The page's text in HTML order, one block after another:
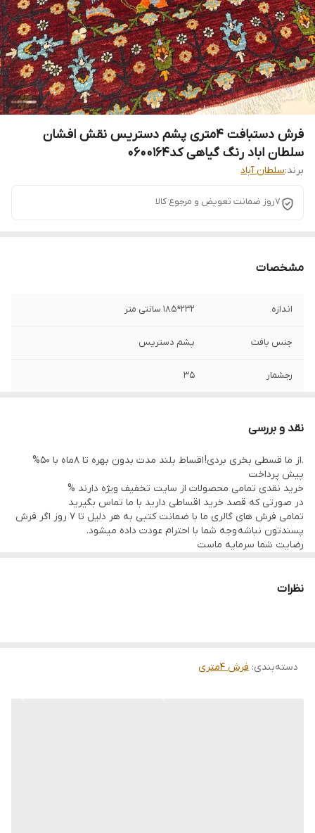
فرش دستبافت 4متری پشم دستریس نقش افشان
سلطان اباد رنگ گیاهی کد0600164
برند:سلطان آباد
7روز ضمانت تعویض و مرجوع کالا
مشخصات
اندازه 232*185 سانتی متر
جنس بافت پشم دستریس
رجشمار 35
وضعیت کالا
نقد و بررسی
.از ما قسطی بخری بردی! اقساط بلند مدت بدون بهره تا 8ماه با 50%
پیش پرداخت
خرید نقدی تمامی محصولات از سایت تخفیف ویژه دارند %
در صورتی که قصد خرید اقساطی دارید با ما تماس بگیرید
تمامی فرش های گالری ما با ضمانت کتبی به هر دلیل تا 7 روز اگر فرش
پسندتون نباشه وجه شما با احترام عودت داده میشود.
رضایت شما سرمایه ماست
از فلسطین اشعالی) پذیرفته میشود
نظرات
دسته‌بندی: فرش 4متری